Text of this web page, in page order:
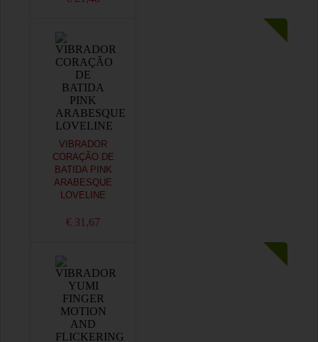
VIBRADOR
CORAÇÃO DE
BATIDA PINK
ARABESQUE
LOVELINE
€ 31,67